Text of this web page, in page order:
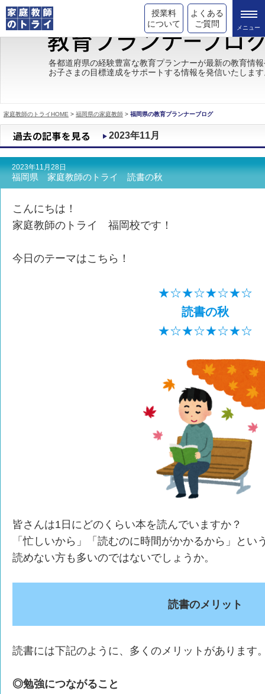
授業料
について
よくある
ご質問
トライの教育理念
成績が上がる理由
都道府県別情報
合格体験談
キャンペーン情報
各都道府県の経験豊富な教育プランナーが最新の教育情
お子さまの目標達成をサポートする情報を発信いたしま
家庭教師のトライHOME > 福岡県の家庭教師 > 福岡県の教育プランナーブログ
2023年11月
2023年11月28日
福岡県 家庭教師のトライ 読書の秋
こんにちは！
家庭教師のトライ 福岡校です！
今日のテーマはこちら！
★☆★☆★☆★☆
読書の秋
★☆★☆★☆★☆
皆さんは1日にどのくらい本を読んでいますか？
「忙しいから」「読むのに時間がかかるから」とい
読めない方も多いのではないでしょうか。
読書のメリット
読書には下記のように、多くのメリットがあります
◎勉強につながること